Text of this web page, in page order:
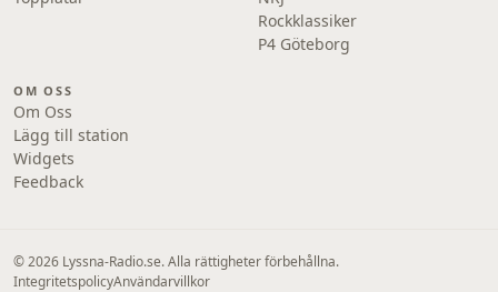
Rockklassiker
P4 Göteborg
OM OSS
Om Oss
Lägg till station
Widgets
Feedback
© 2026 Lyssna-Radio.se. Alla rättigheter förbehållna.
IntegritetspolicyAnvändarvillkor